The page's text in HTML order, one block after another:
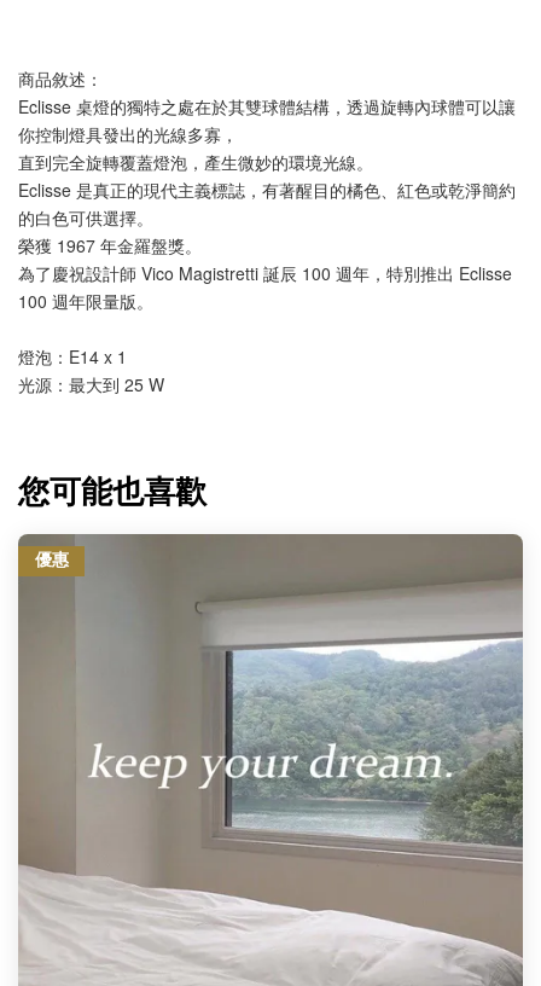
商品敘述：
Eclisse 桌燈的獨特之處在於其雙球體結構，透過旋轉內球體可以讓
你控制燈具發出的光線多寡，
直到完全旋轉覆蓋燈泡，產生微妙的環境光線。
Eclisse 是真正的現代主義標誌，有著醒目的橘色、紅色或乾淨簡約
的白色可供選擇。
榮獲 1967 年金羅盤獎。
為了慶祝設計師 Vico Magistretti 誕辰 100 週年，特別推出 Eclisse
100 週年限量版。
燈泡：E14 x 1
光源：最大到 25 W
您可能也喜歡
優惠